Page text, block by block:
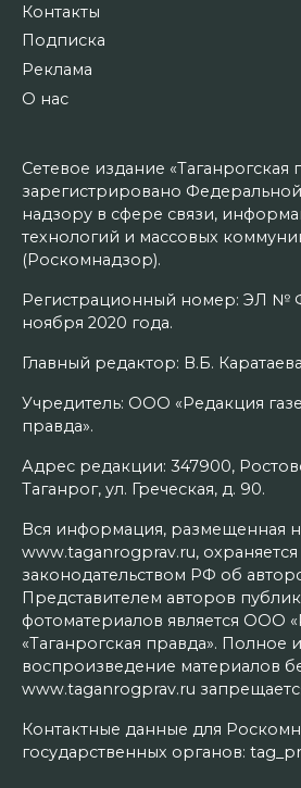
Контакты
Подписка
Реклама
О нас
Сетевое издание «Таганрогская
зарегистрировано
надзору в сфере связи,
технологий и массовых
(Роскомнадзор).
Регистрационный номер: ЭЛ №
ноября 2020 года.
Главный редактор: В.Б.
Учредитель: ООО «Редакция
правда».
Адрес редакции: 347900,
Таганрог, ул. Греческая, д. 90.
Вся информация, размещенная
www.taganrogprav.ru, охраняется
законодательством РФ об
Представителем авторов
фотоматериалов является ООО
«Таганрогская правда». Полное
воспроизведение материалов
www.taganrogprav.ru
Контактные данные для
государственных органов: